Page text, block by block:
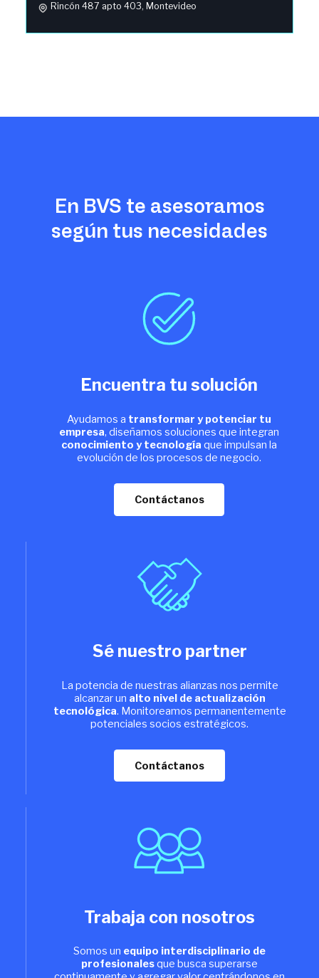
Rincón 487 apto 403, Montevideo
En BVS te asesoramos
según tus necesidades
Encuentra tu solución
Ayudamos a transformar y potenciar tu
empresa, diseñamos soluciones que integran
conocimiento y tecnología que impulsan la
evolución de los procesos de negocio.
Contáctanos
Sé nuestro partner
La potencia de nuestras alianzas nos permite
alcanzar un alto nivel de actualización
tecnológica. Monitoreamos permanentemente
potenciales socios estratégicos.
Contáctanos
Trabaja con nosotros
Somos un equipo interdisciplinario de
profesionalesque busca superarse